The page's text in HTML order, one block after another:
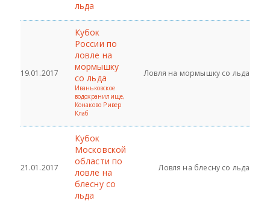
льда
19.01.2017
Кубок
России по
ловле на
мормышку
со льда
Иваньковское
водохранилище,
Конаково Ривер
Клаб
Ловля на мормышку со льда
21.01.2017
Кубок
Московской
области по
ловле на
блесну со
льда
Ловля на блесну со льда